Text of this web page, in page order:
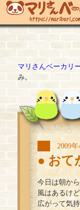
マリさんベーカリ
み。
2009
● おて
今日は朝か
風はあるけ
広がって気